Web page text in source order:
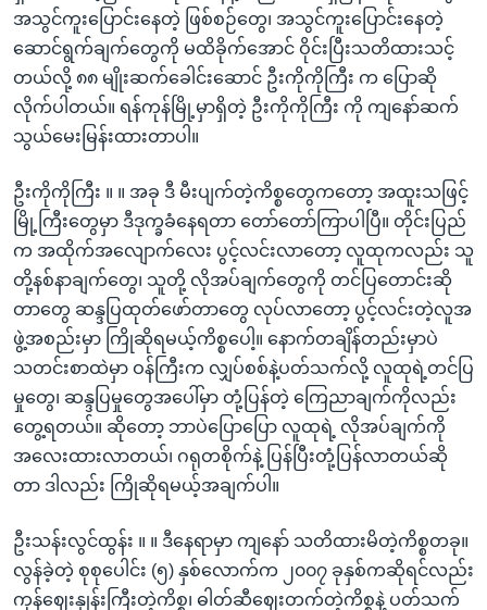
အသွင်ကူးပြောင်းနေတဲ့ ဖြစ်စဉ်တွေ၊ အသွင်ကူးပြောင်းနေတဲ့
ဆောင်ရွက်ချက်တွေကို မထိခိုက်အောင် ဝိုင်းပြီးသတိထားသင့်
တယ်လို့ ၈၈ မျိုးဆက်ခေါင်းဆောင် ဦးကိုကိုကြီး က ပြောဆို
လိုက်ပါတယ်။ ရန်ကုန်မြို့မှာရှိတဲ့ ဦးကိုကိုကြီး ကို ကျနော်ဆက်
သွယ်မေးမြန်းထားတာပါ။
ဦးကိုကိုကြီး ။ ။ အခု ဒီ မီးပျက်တဲ့ကိစ္စတွေကတော့ အထူးသဖြင့်
မြို့ကြီးတွေမှာ ဒီဒုက္ခခံနေရတာ တော်တော်ကြာပါပြီ။ တိုင်းပြည်
က အထိုက်အလျောက်လေး ပွင့်လင်းလာတော့ လူထုကလည်း သူ
တို့နစ်နာချက်တွေ၊ သူတို့ လိုအပ်ချက်တွေကို တင်ပြတောင်းဆို
တာတွေ ဆန္ဒပြထုတ်ဖော်တာတွေ လုပ်လာတော့ ပွင့်လင်းတဲ့လူအ
ဖွဲ့အစည်းမှာ ကြိုဆိုရမယ့်ကိစ္စပေါ့။ နောက်တချိန်တည်းမှာပဲ
သတင်းစာထဲမှာ ဝန်ကြီးက လျှပ်စစ်နဲ့ပတ်သက်လို့ လူထုရဲ့တင်ပြ
မှုတွေ၊ ဆန္ဒပြမှုတွေအပေါ်မှာ တုံ့ပြန်တဲ့ ကြေညာချက်ကိုလည်း
တွေ့ရတယ်။ ဆိုတော့ ဘာပဲပြောပြော လူထုရဲ့ လိုအပ်ချက်ကို
အလေးထားလာတယ်၊ ဂရုတစိုက်နဲ့ ပြန်ပြီးတုံ့ပြန်လာတယ်ဆို
တာ ဒါလည်း ကြိုဆိုရမယ့်အချက်ပါ။
ဦးသန်းလွင်ထွန်း ။ ။ ဒီနေရာမှာ ကျနော် သတိထားမိတဲ့ကိစ္စတခု။
လွန်ခဲ့တဲ့ စုစုပေါင်း (၅) နှစ်လောက်က ၂၀၀၇ ခုနှစ်ကဆိုရင်လည်း
ကုန်ဈေးနှုန်းကြီးတဲ့ကိစ္စ၊ ဓါတ်ဆီဈေးတက်တဲ့ကိစ္စနဲ့ ပတ်သက်